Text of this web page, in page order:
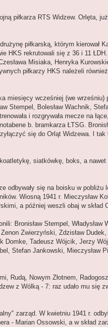
piłkarza RTS Widzew. Orlęta,
piłkarską, którym kierował
HKS rekrutowali się z 36 i 11
Misiaka, Henryka
piłkarzy HKS należeli
miesięcy wcześniej (we
Stempel, Bolesław Wachnik,
i rozgrywała mecze na
b. bramkarza ŁTSG.
się do Orląt Widzewa. I
siatkówkę, boks, a
się na boisku w
Wiosną 1941 r. Mieczysław
a później weszli obaj w
Bronisław Stempel, Władysław
Zwierzyński, Zdzisław
Tadeusz Wójcik, Jerzy
Stefan Jankowski, Mieczysław
Rudą, Nowym Złotnem,
z Wólką - 7: raz udało mu się
zarząd. W kwietniu 1941 r.
- Marian Ossowski, a w skład